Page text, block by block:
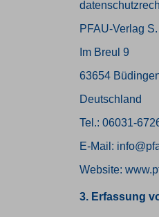
PFAU-Verlag
Im Breul 9
63654
Deutschland
Tel.: 06031-
E-Mail:
Website:
3. Erfassung